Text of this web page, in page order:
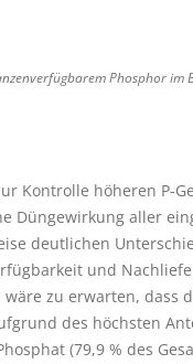
Phosphor im
Kontrolle höheren P-
Düngewirkung aller
deutlichen
und
wäre zu erwarten, dass
des höchsten
(79,9 % des